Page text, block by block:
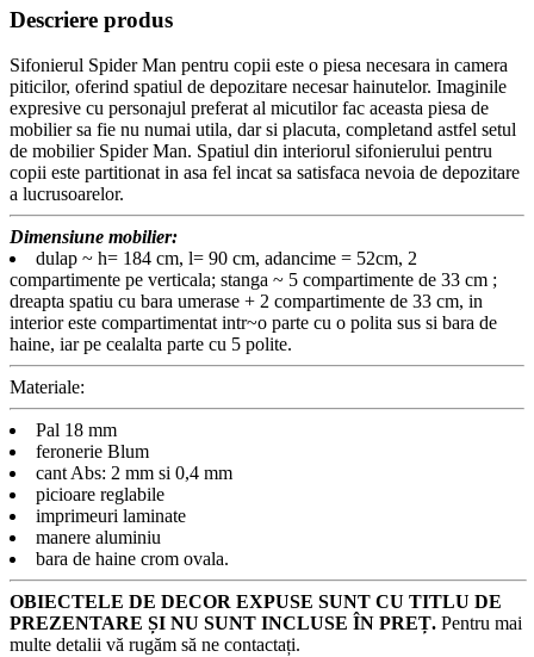
Descriere produs
Sifonierul Spider Man pentru copii este o piesa necesara in camera
piticilor, oferind spatiul de depozitare necesar hainutelor. Imaginile
expresive cu personajul preferat al micutilor fac aceasta piesa de
mobilier sa fie nu numai utila, dar si placuta, completand astfel setul
de mobilier Spider Man. Spatiul din interiorul sifonierului pentru
copii este partitionat in asa fel incat sa satisfaca nevoia de depozitare
a lucrusoarelor.
Dimensiune mobilier:
dulap ~ h= 184 cm, l= 90 cm, adancime = 52cm, 2
compartimente pe verticala; stanga ~ 5 compartimente de 33 cm ;
dreapta spatiu cu bara umerase + 2 compartimente de 33 cm, in
interior este compartimentat intr~o parte cu o polita sus si bara de
haine, iar pe cealalta parte cu 5 polite.
Materiale:
Pal 18 mm
feronerie Blum
cant Abs: 2 mm si 0,4 mm
picioare reglabile
imprimeuri laminate
manere aluminiu
bara de haine crom ovala.
OBIECTELE DE DECOR EXPUSE SUNT CU TITLU DE
PREZENTARE ȘI NU SUNT INCLUSE ÎN PREȚ. Pentru mai
multe detalii vă rugăm să ne contactați.